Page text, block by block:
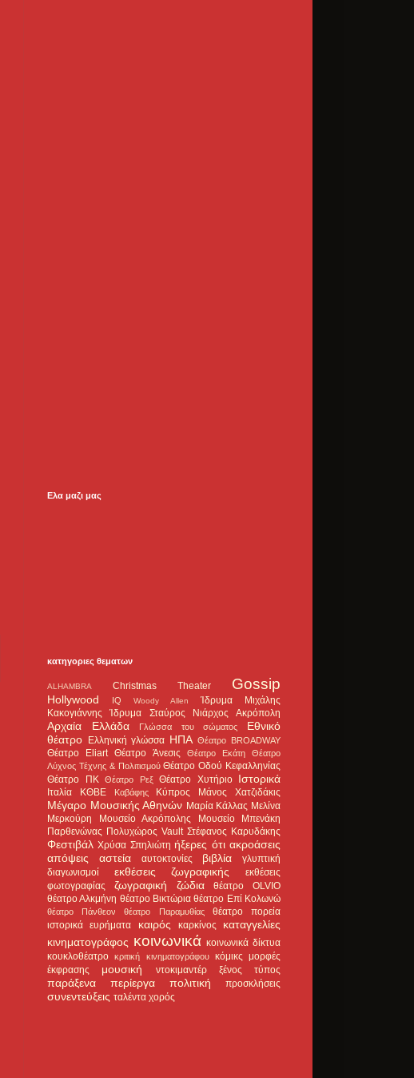
Ελα μαζι μας
κατηγοριες θεματων
ALHAMBRA Christmas Theater Gossip
Hollywood IQ Woody Allen
Ίδρυμα Μιχάλης
Κακογιάννης
Ίδρυμα Σταύρος Νιάρχος Ακρόπολη
Αρχαία Ελλάδα Γλώσσα του σώματος
Εθνικό
θέατρο Ελληνική γλώσσα ΗΠΑ Θέατρο BROADWAY
Θέατρο Eliart Θέατρο Άνεσις Θέατρο Εκάτη
Θέατρο
Λύχνος Τέχνης & Πολιτισμού Θέατρο Οδού Κεφαλληνίας
Θέατρο ΠΚ
Θέατρο Ρεξ Θέατρο Χυτήριο Ιστορικά
Ιταλία ΚΘΒΕ Καβάφης Κύπρος Μάνος Χατζιδάκις
Μέγαρο Μουσικής Αθηνών Μαρία Κάλλας Μελίνα
Μερκούρη
Μουσείο Ακρόπολης
Μουσείο Μπενάκη
Παρθενώνας Πολυχώρος Vault Στέφανος Καρυδάκης
Φεστιβάλ Χρύσα Σπηλιώτη ήξερες ότι ακροάσεις
απόψεις
αστεία αυτοκτονίες βιβλία
γλυπτική
διαγωνισμοί
εκθέσεις ζωγραφικής
εκθέσεις
φωτογραφίας
ζωγραφική ζώδια
θέατρο OLVIO
θέατρο Αλκμήνη θέατρο Βικτώρια θέατρο Επί Κολωνώ
θέατρο Πάνθεον θέατρο Παραμυθίας
θέατρο πορεία
ιστορικά ευρήματα
καιρός καρκίνος
καταγγελίες
κινηματογράφος κοινωνικά κοινωνικά δίκτυα
κουκλοθέατρο
κριτική κινηματογράφου κόμικς μορφές
έκφρασης
μουσική ντοκιμαντέρ ξένος τύπος
παράξενα περίεργα πολιτική προσκλήσεις
συνεντεύξεις ταλέντα χορός